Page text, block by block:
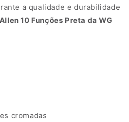
a qualidade e durabilidade
10 Funções Preta da WG
cromadas